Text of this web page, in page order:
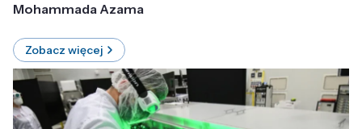
Mohammada Azama
Zobacz więcej